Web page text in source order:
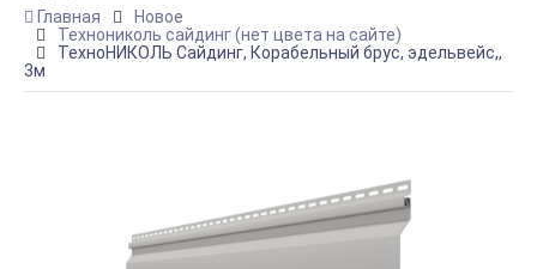
Главная
Новое
Технониколь сайдинг (нет цвета на сайте)
ТехноНИКОЛЬ Сайдинг, Корабельный брус, эдельвейс,,
3м